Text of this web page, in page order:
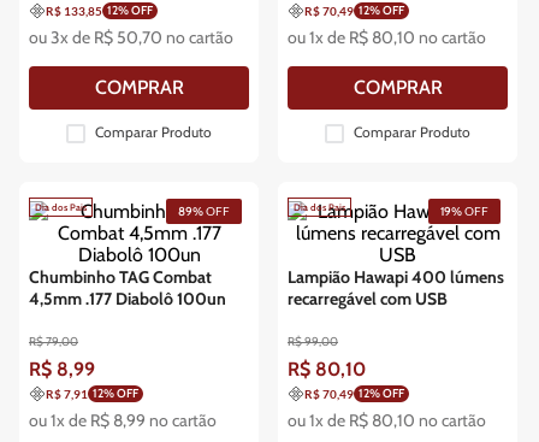
R$ 133,85 12% OFF
ou3x de R$ 50,70 no cartão
COMPRAR
Comparar Produto
R$ 70,49 12% OFF
ou1x de R$ 80,10 no cartão
COMPRAR
Comparar Produto
Dia dos Pais
Chumbinho TAG Combat
4,5mm .177 Diabolô 100un
R$79,00
R$ 8,99
89%OFF
R$ 7,91 12% OFF
ou1x de R$ 8,99 no cartão
Dia dos Pais
Lampião Hawapi 400 lúmens
recarregável com USB
R$99,00
R$ 80,10
19%OFF
R$ 70,49 12% OFF
ou1x de R$ 80,10 no cartão